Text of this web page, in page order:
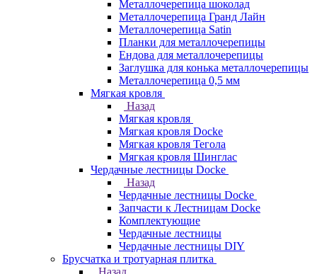
Металлочерепица шоколад
Металлочерепица Гранд Лайн
Металлочерепица Satin
Планки для металлочерепицы
Ендова для металлочерепицы
Заглушка для конька металлочерепицы
Металлочерепица 0,5 мм
Мягкая кровля
Назад
Мягкая кровля
Мягкая кровля Docke
Мягкая кровля Тегола
Мягкая кровля Шинглас
Чердачные лестницы Docke
Назад
Чердачные лестницы Docke
Запчасти к Лестницам Docke
Комплектующие
Чердачные лестницы
Чердачные лестницы DIY
Брусчатка и тротуарная плитка
Назад